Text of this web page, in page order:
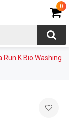
0
Run K Bio Washing